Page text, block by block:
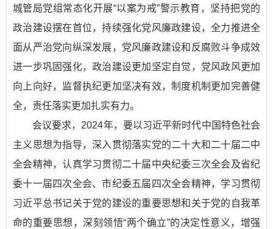
城管局党组常态化开展“以案为戒”警示教育，坚持把党的
政治建设摆在首位，持续强化党风廉政建设，全力推进全
面从严治党向纵深发展，党风廉政建设和反腐败斗争成效
进一步巩固强化，政治建设更加坚定自觉，党风政风更加
向上向好，监督执纪更加坚决有效，制度机制更加完善健
全，责任落实更加扎实有力。
会议要求，2024年，要以习近平新时代中国特色社会
主义思想为指导，深入贯彻落实党的二十大和二十届二中
全会精神，认真学习贯彻二十届中央纪委三次全会及省纪
委十一届四次全会、市纪委五届四次全会精神，学习贯彻
习近平总书记关于党的建设的重要思想和关于党的自我革
命的重要思想，深刻领悟“两个确立”的决定性意义，增强